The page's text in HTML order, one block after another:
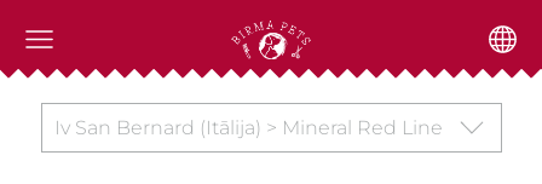
Iv San Bernard (Itālija) > Mineral Red Line